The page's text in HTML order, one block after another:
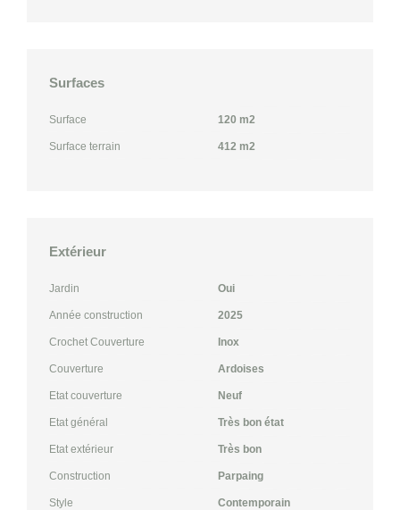
Surfaces
Surface 120 m2
Surface terrain 412 m2
Extérieur
Jardin Oui
Année construction 2025
Crochet Couverture Inox
Couverture Ardoises
Etat couverture Neuf
Etat général Très bon état
Etat extérieur Très bon
Construction Parpaing
Style Contemporain